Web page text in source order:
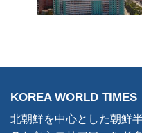
KOREA WORLD TIMES
北朝鮮を中心とした朝鮮